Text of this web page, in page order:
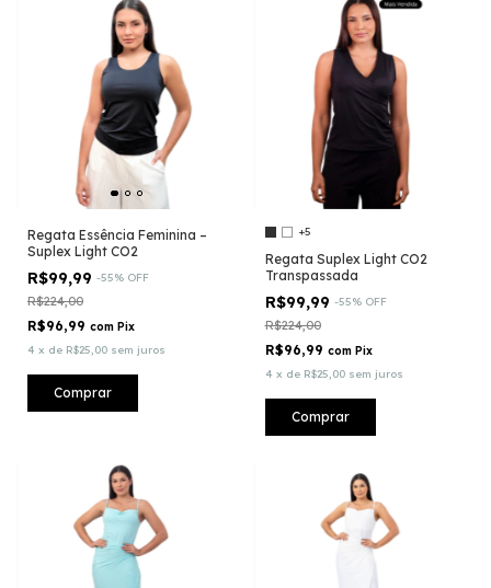
Regata Essência Feminina –
Suplex Light CO2
R$99,99 -55% OFF
R$224,00
R$96,99 com Pix
4 x de R$25,00 sem juros
Comprar
+5
Regata Suplex Light CO2
Transpassada
R$99,99 -55% OFF
R$224,00
R$96,99 com Pix
4 x de R$25,00 sem juros
Comprar